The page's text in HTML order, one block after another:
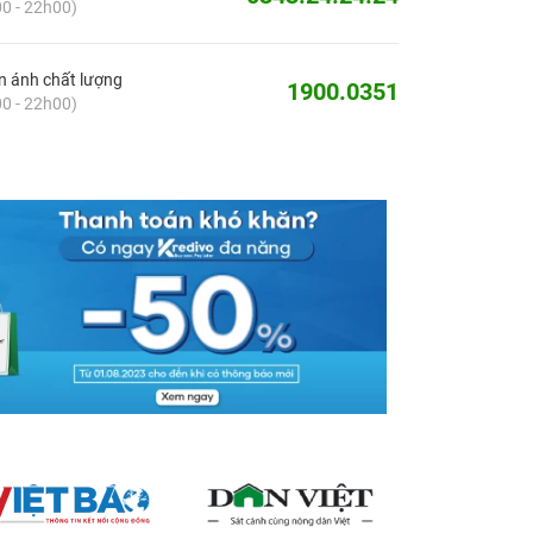
- 22h00)
ánh chất lượng
- 22h00)
1900.0351